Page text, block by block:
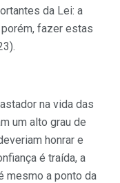
da Lei: a
fazer estas
na vida das
um alto grau de
honrar e
é traída, a
mesmo a ponto da